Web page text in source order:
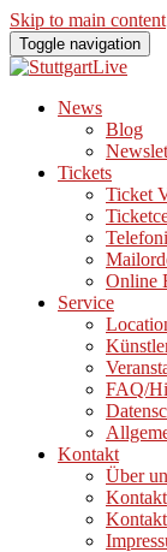
Skip to main content
Toggle navigation
News
Blog
Tickets
Ticket
Online
Service
FAQ/
Kontakt
Über
Kontakt